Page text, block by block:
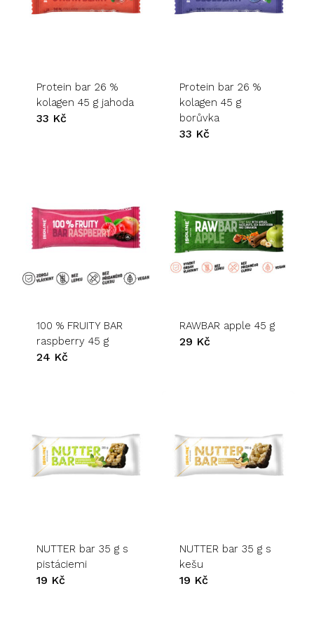
Go to shop
Protein bar 26 %
kolagen 45 g jahoda
33 Kč
Protein bar 26 %
kolagen 45 g
borůvka
33 Kč
100 % FRUITY BAR
raspberry 45 g
24 Kč
RAWBAR apple 45 g
29 Kč
NUTTER bar 35 g s
pistáciemi
19 Kč
NUTTER bar 35 g s
kešu
19 Kč